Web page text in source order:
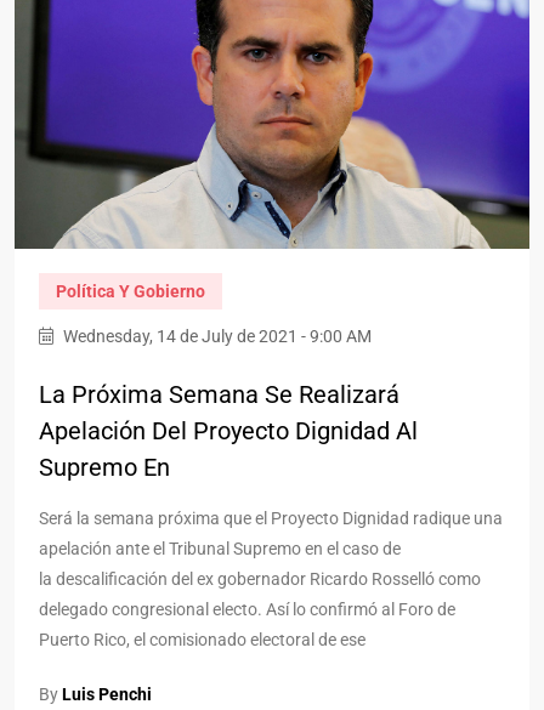
Política Y Gobierno
Wednesday, 14 de July de 2021 - 9:00 AM
La Próxima Semana Se Realizará
Apelación Del Proyecto Dignidad Al
Supremo En
Será la semana próxima que el Proyecto Dignidad radique una
apelación ante el Tribunal Supremo en el caso de
la descalificación del ex gobernador Ricardo Rosselló como
delegado congresional electo. Así lo confirmó al Foro de
Puerto Rico, el comisionado electoral de ese
ByLuis Penchi